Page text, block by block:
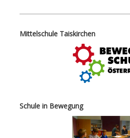
Mittelschule Taiskirchen
Schule in Bewegung